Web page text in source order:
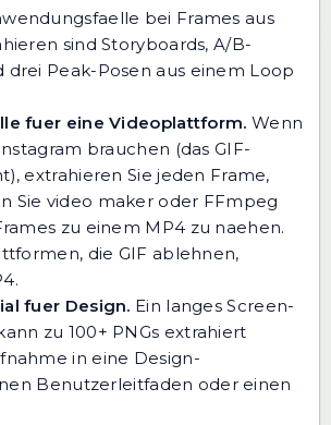
bei Frames aus
sind Storyboards, A/B-
drei Peak-Posen aus einem Loop
fuer eine Videoplattform. Wenn
brauchen (das GIF-
extrahieren Sie jeden Frame,
Sie video maker oder FFmpeg
zu einem MP4 zu naehen.
die GIF ablehnen,
fuer Design. Ein langes Screen-
zu 100+ PNGs extrahiert
in eine Design-
Benutzerleitfaden oder einen